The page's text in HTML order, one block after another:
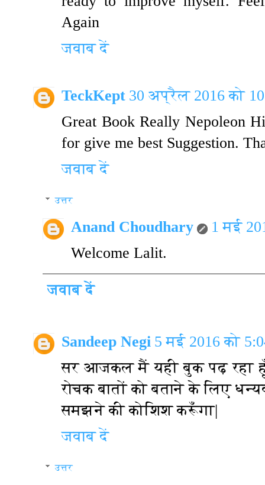
Again
जवाब दें
TeckKept 30 अप्रैल 2016 को
Great Book Really Nepoleon
for give me best Suggestion.
जवाब दें
उत्तर
Anand Choudhary
1 मई
Welcome Lalit.
जवाब दें
Sandeep Negi 5 मई 2016 को
सर आजकल मैं यही बुक पढ़ रहा
रोचक बातों को बताने के लिए
समझने की कोशिश करूँगा|
जवाब दें
उत्तर